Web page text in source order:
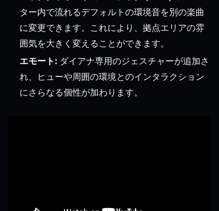
ター内で流れるデフォルトの環境音を別の楽曲
に変更できます。これにより、拠点エリアの雰
囲気を大きく変えることができます。
エモート: ダイアナ専用のジェスチャーが追加さ
れ、ヒューや周囲の環境とのインタラクション
にさらなる個性が加わります。